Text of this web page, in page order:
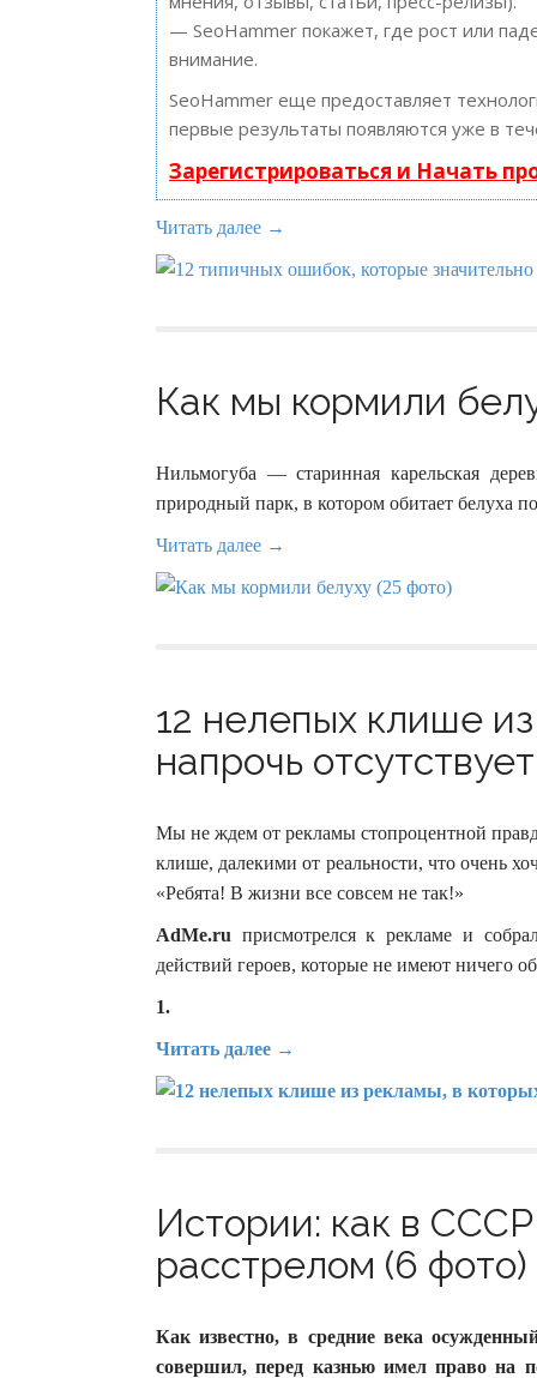
— SeoHammer покажет, где рост или
внимание.
SeoHammer еще предоставляет
первые результаты появляются уже в
Зарегистрироваться и Начать
Читать далее →
Как мы кормили
Нильмогуба — старинная карельская
природный парк, в котором обитает белуха
Читать далее →
12 нелепых клише
напрочь
Мы не ждем от рекламы стопроцентной
клише, далекими от реальности, что очень
«Ребята! В жизни все совсем не так!»
AdMe.ru присмотрелся к рекламе и
действий героев, которые не имеют ничего
1.
Читать далее →
Истории: как в
расстрелом (6 фото)
Как известно, в средние века
совершил, перед казнью имел право на